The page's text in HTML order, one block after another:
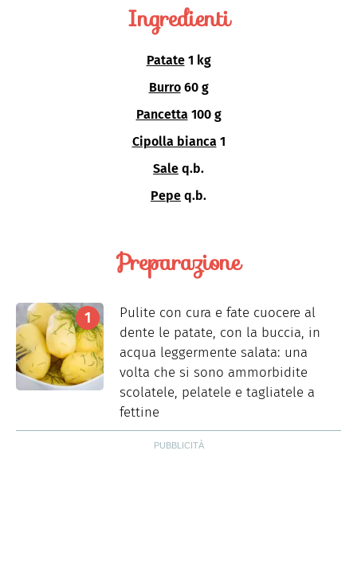
Ingredienti
Patate 1 kg
Burro 60 g
Pancetta 100 g
Cipolla bianca 1
Sale q.b.
Pepe q.b.
Preparazione
Pulite con cura e fate cuocere al
dente le patate, con la buccia, in
acqua leggermente salata: una
volta che si sono ammorbidite
scolatele, pelatele e tagliatele a
fettine